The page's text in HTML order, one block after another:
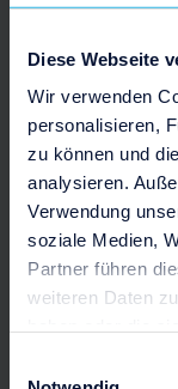
Diese Webseite
Wir verwenden
personalisieren,
zu können und
analysieren.
Verwendung
soziale Medien,
Partner führen
weiteren Daten